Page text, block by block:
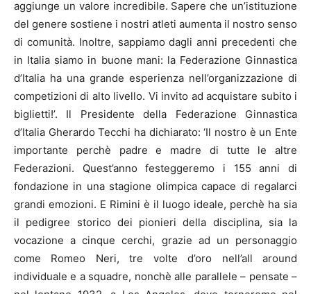
aggiunge un valore incredibile. Sapere che un’istituzione
del genere sostiene i nostri atleti aumenta il nostro senso
di comunità. Inoltre, sappiamo dagli anni precedenti che
in Italia siamo in buone mani: la Federazione Ginnastica
d’Italia ha una grande esperienza nell’organizzazione di
competizioni di alto livello. Vi invito ad acquistare subito i
biglietti!’. Il Presidente della Federazione Ginnastica
d’Italia Gherardo Tecchi ha dichiarato: ‘Il nostro è un Ente
importante perchè padre e madre di tutte le altre
Federazioni. Quest’anno festeggeremo i 155 anni di
fondazione in una stagione olimpica capace di regalarci
grandi emozioni. E Rimini è il luogo ideale, perchè ha sia
il pedigree storico dei pionieri della disciplina, sia la
vocazione a cinque cerchi, grazie ad un personaggio
come Romeo Neri, tre volte d’oro nell’all around
individuale e a squadre, nonchè alle parallele – pensate –